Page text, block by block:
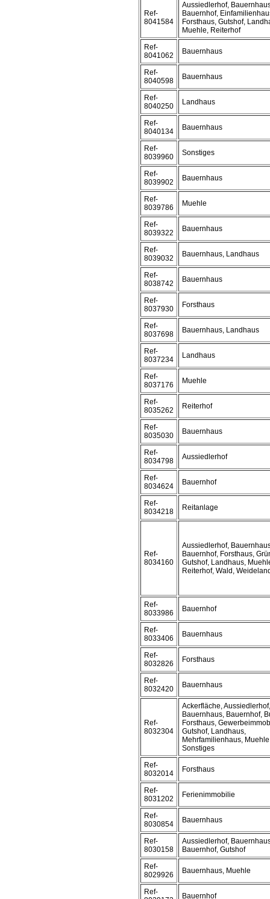
Ref-
8041584
Aussiedlerhof,
Bauernhof,
Forsthaus, Gutshof,
Muehle, Reiterhof
Ref-
8041062
Bauernhaus
Ref-
8040598
Bauernhaus
Ref-
8040250
Landhaus
Ref-
8040134
Bauernhaus
Ref-
8039960
Sonstiges
Ref-
8039902
Bauernhaus
Ref-
8039786
Muehle
Ref-
8039322
Bauernhaus
Ref-
8039032
Bauernhaus, Landhaus
Ref-
8038742
Bauernhaus
Ref-
8037930
Forsthaus
Ref-
8037698
Bauernhaus, Landhaus
Ref-
8037234
Landhaus
Ref-
8037176
Muehle
Ref-
8035262
Reiterhof
Ref-
8035030
Bauernhaus
Ref-
8034798
Aussiedlerhof
Ref-
8034624
Bauernhof
Ref-
8034218
Reitanlage
Ref-
8034160
Aussiedlerhof,
Bauernhof, Forsthaus,
Gutshof, Landhaus,
Reiterhof, Wald,
Ref-
8033986
Bauernhof
Ref-
8033406
Bauernhaus
Ref-
8032826
Forsthaus
Ref-
8032420
Bauernhaus
Ref-
8032304
Ackerfläche, Aussiedlerhof,
Bauernhaus, Bauernhof,
Forsthaus,
Gutshof, Landhaus,
Mehrfamilienhaus,
Sonstiges
Ref-
8032014
Forsthaus
Ref-
8031202
Ferienimmobilie
Ref-
8030854
Bauernhaus
Ref-
8030158
Aussiedlerhof,
Bauernhof, Gutshof
Ref-
8029926
Bauernhaus, Muehle
Ref-
Bauernhof